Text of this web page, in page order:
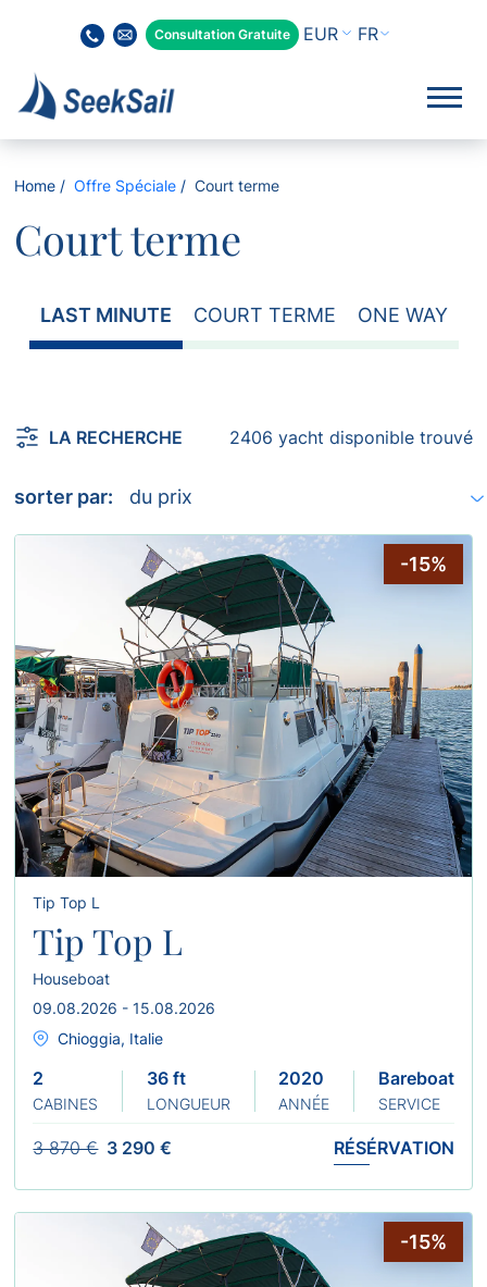
Consultation Gratuite FR
Home Offre Spéciale Court terme
Court terme
LAST MINUTE COURT TERME ONE WAY
LA RECHERCHE 2406 yacht disponible trouvé
page
voir:
de
201
la
page
suivante
sorter par:
-15%
Tip Top L
Tip Top L
Houseboat
09.08.2026 - 15.08.2026
Chioggia, Italie
2
CABINES
36 ft
LONGUEUR
2020
ANNÉE
Bareboat
SERVICE
3 870 € 3 290 € RÉSÉRVATION
-15%